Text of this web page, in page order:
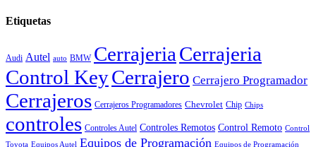
Etiquetas
Audi Autel auto BMW Cerrajeria Cerrajeria
Control KeyCerrajero Cerrajero Programador
Cerrajeros Cerrajeros Programadores Chevrolet Chip Chips
controles Controles Autel Controles Remotos Control Remoto Control
Toyota Equipos Autel Equipos de Programación Equipos de Programación